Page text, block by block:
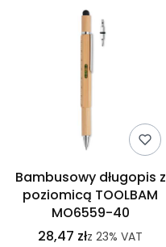
Bambusowy długopis z
poziomicą TOOLBAM
MO6559-40
28,47 złz 23% VAT